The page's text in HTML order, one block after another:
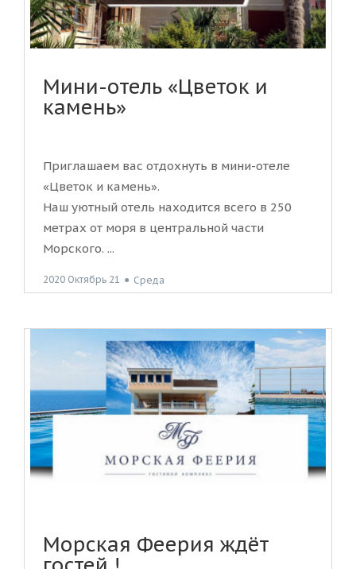
Мини-отель «Цветок и
камень»
Приглашаем вас отдохнуть в мини-отеле
«Цветок и камень».
Наш уютный отель находится всего в 250
метрах от моря в центральной части
Морского. ...
2020 Октябрь 21 ● Среда
Морская Феерия ждёт